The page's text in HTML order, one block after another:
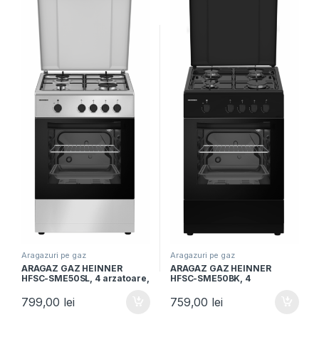
Aragazuri pe gaz
ARAGAZ GAZ HEINNER
HFSC-SME50SL, 4 arzatoare,
siguranta plita si cuptor,
Argintiu
799,00 lei
Aragazuri pe gaz
ARAGAZ GAZ HEINNER
HFSC-SME50BK, 4
Dispozitiv siguranta plita si
cuptor, Negru
759,00 lei